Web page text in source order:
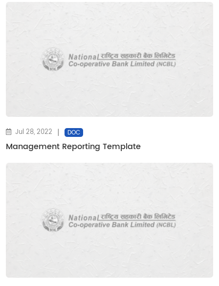
Jul 28, 2022 | DOC
Management Reporting Template